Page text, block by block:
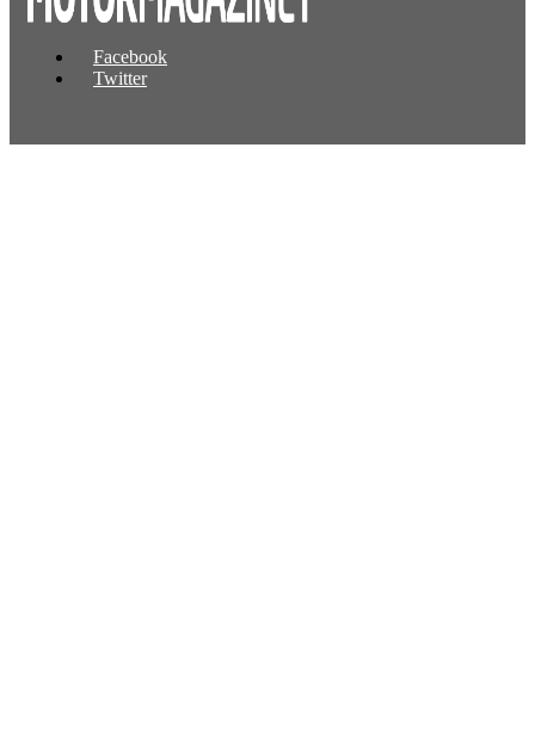
Facebook
Twitter